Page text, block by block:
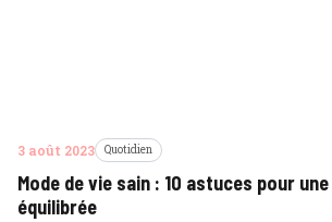
3 août 2023 Quotidien
Mode de vie sain : 10 astuces pour
équilibrée